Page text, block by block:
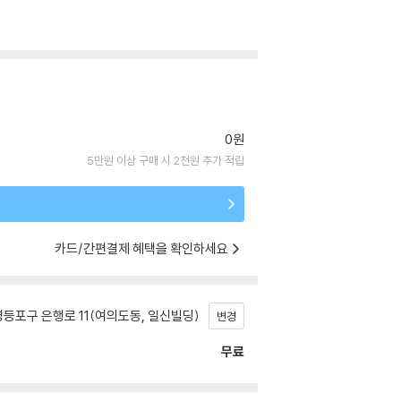
0원
5만원 이상 구매 시 2천원 추가 적립
카드/간편결제 혜택을 확인하세요
포구 은행로 11(여의도동, 일신빌딩) 변경
무료